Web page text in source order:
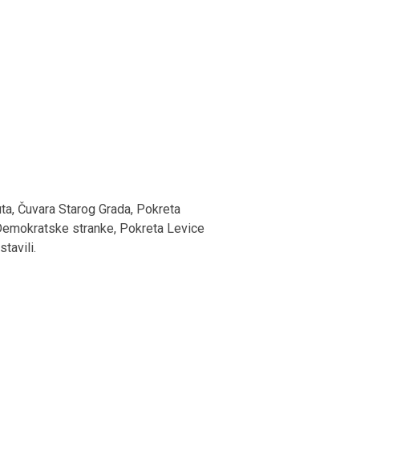
Čuvara Starog Grada, Pokreta
stranke, Pokreta Levice